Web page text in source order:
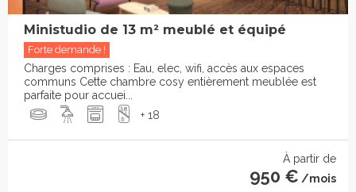
Ministudio de 13 m² meublé et équipé
Forte demande !
Charges comprises : Eau, elec, wifi, accès aux espaces
communs Cette chambre cosy entièrement meublée est
parfaite pour accuei...
+ 18
À partir de
950 € /mois